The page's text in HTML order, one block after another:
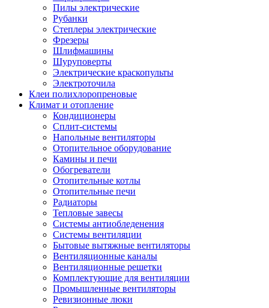
Пилы электрические
Рубанки
Степлеры электрические
Фрезеры
Шлифмашины
Шуруповерты
Электрические краскопульты
Электроточила
Клеи полихлоропреновые
Климат и отопление
Кондиционеры
Сплит-системы
Напольные вентиляторы
Отопительное оборудование
Камины и печи
Обогреватели
Отопительные котлы
Отопительные печи
Радиаторы
Тепловые завесы
Системы антиобледенения
Системы вентиляции
Бытовые вытяжные вентиляторы
Вентиляционные каналы
Вентиляционные решетки
Комплектующие для вентиляции
Промышленные вентиляторы
Ревизионные люки